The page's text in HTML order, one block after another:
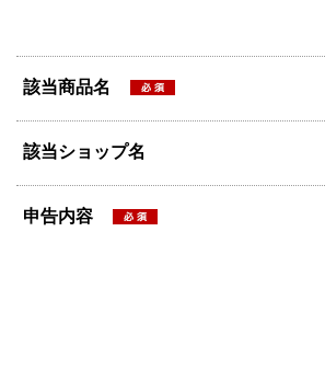
該当商品名
該当ショップ名
申告内容